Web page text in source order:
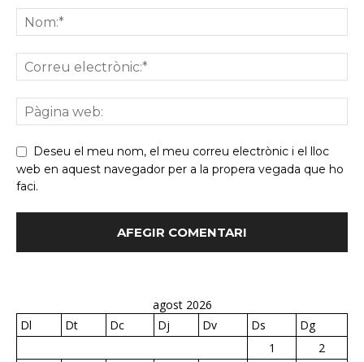
Deseu el meu nom, el meu correu electrònic i el lloc
web en aquest navegador per a la propera vegada que ho
faci.
agost 2026
Dl
Dt Dc Dj Dv Ds
Dg
1
2